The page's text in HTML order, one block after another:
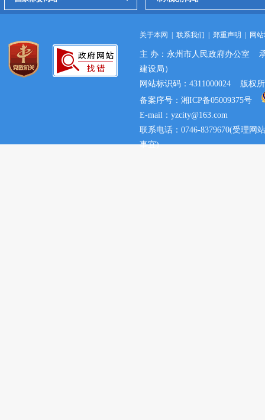
关于本网 联系我们 郑重声明 网
主 办：永州市人民政府办公室
建设局）
网站标识码：4311000024 版权
备案序号：湘ICP备05009375号
E-mail：yzcity@163.com
联系电话：0746-8379670(受理网
事宜)